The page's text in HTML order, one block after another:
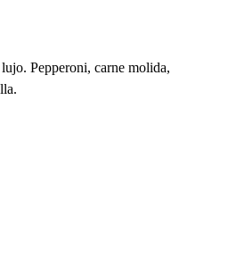
Pepperoni, carne molida,